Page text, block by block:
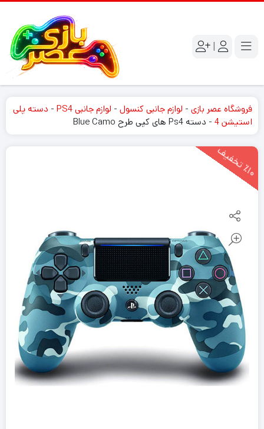
|
فروشگاه عصر بازی - لوازم جانبی کنسول - لوازم جانبی PS4 - دسته پلی
استیشن 4
- دسته Ps4 های کپی طرح Blue Camo
٪1
0
ت
خ
ف
یف